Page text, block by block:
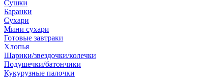
Сушки
Баранки
Сухари
Мини сухари
Готовые завтраки
Хлопья
Шарики/звездочки/колечки
Подушечки/батончики
Кукурузные палочки